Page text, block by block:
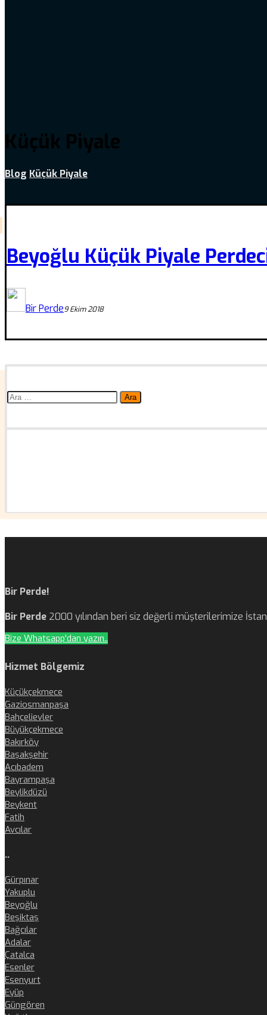
Küçük Piyale
Blog Küçük Piyale
Beyoğlu Küçük Piyale
Bir Perde9 Ekim 2018
Arama:
Bir Perde!
Bir Perde 2000 yılından beri siz değerli müşterilerimize
Bize Whatsapp'dan yazın..
Hizmet Bölgemiz
Küçükçekmece
Gaziosmanpaşa
Bahçelievler
Büyükçekmece
Bakırköy
Başakşehir
Acıbadem
Bayrampaşa
Beylikdüzü
Beykent
Fatih
Avcılar
..
Gürpınar
Yakuplu
Beyoğlu
Beşiktaş
Bağcılar
Adalar
Çatalca
Esenler
Esenyurt
Eyüp
Güngören